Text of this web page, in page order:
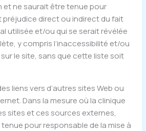
et ne saurait être tenue pour
direct ou indirect du fait
utilisée et/ou qui se serait révélée
y compris l’inaccessibilité et/ou
le site, sans que cette liste soit
liens vers d’autres sites Web ou
Dans la mesure où la clinique
sites et ces sources externes,
pour responsable de la mise à